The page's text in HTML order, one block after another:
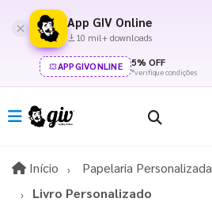
App GIV Online
10 mil+ downloads
APPGIVONLINE 5% OFF
*verifique condições
Início InícioPapelaria Personalizada
Livro Personalizado